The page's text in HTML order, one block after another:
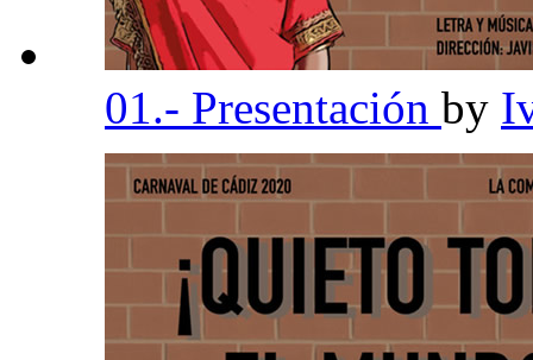
01.- Presentación by